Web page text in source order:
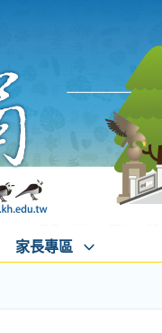
家長專區